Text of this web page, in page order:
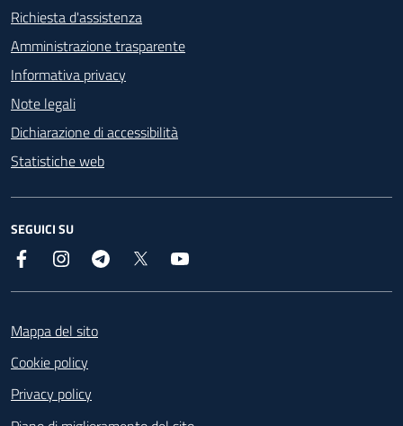
Richiesta d'assistenza
Amministrazione trasparente
Informativa privacy
Note legali
Dichiarazione di accessibilità
Statistiche web
SEGUICI SU
Facebook InstagramTelegram
Mappa del sito
Cookie policy
Privacy policy